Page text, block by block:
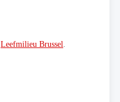
Leefmilieu Brussel